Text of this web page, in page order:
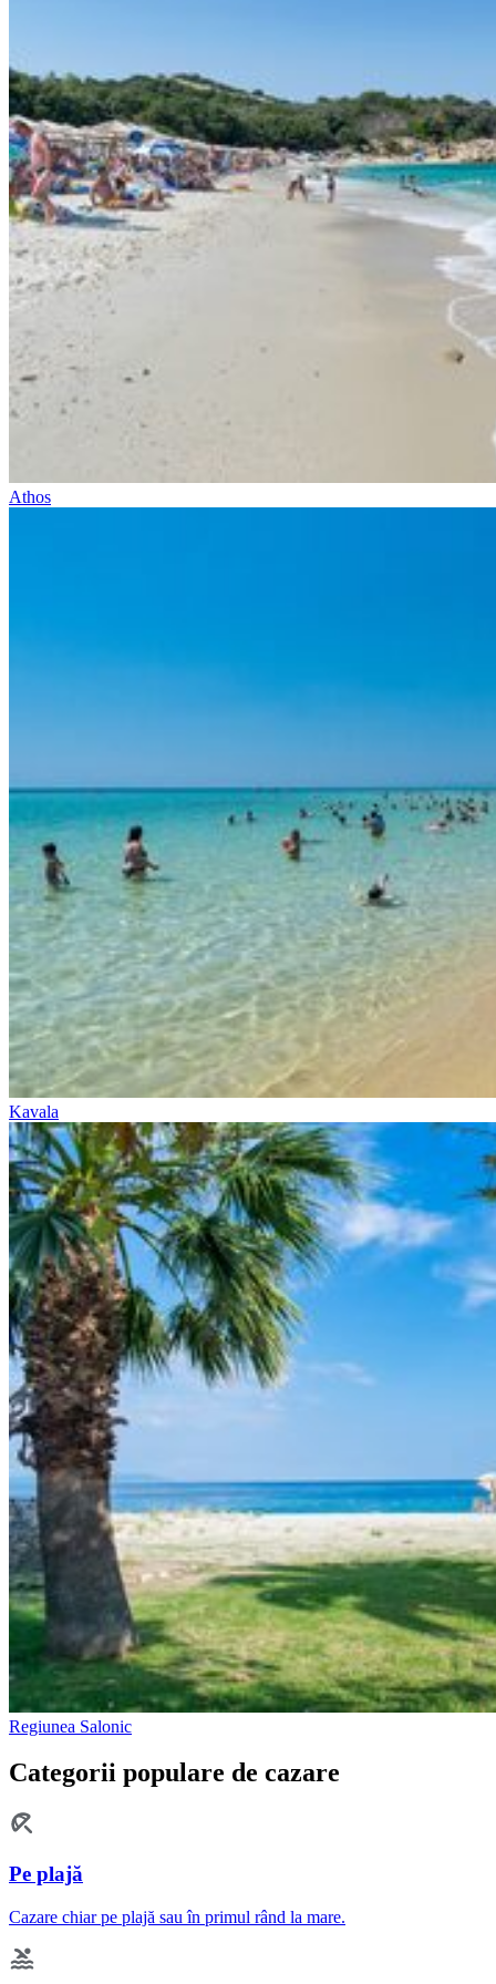
Athos
Kavala
Regiunea Salonic
Categorii populare de cazare
Pe plajă
Cazare chiar pe plajă sau în primul rând la mare.